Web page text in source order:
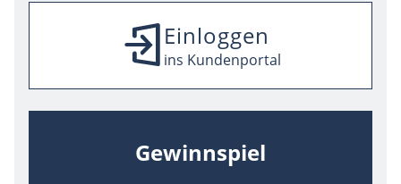
Einloggen
ins Kundenportal
Gewinnspiel